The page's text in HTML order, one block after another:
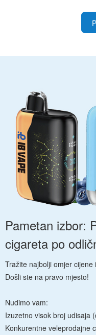
Pametan izbor:
cigareta po
Tražite najbolji omjer
Došli ste na pravo mjesto!
Nudimo vam:
Izuzetno visok broj udisaja
Konkurentne veleprodajne